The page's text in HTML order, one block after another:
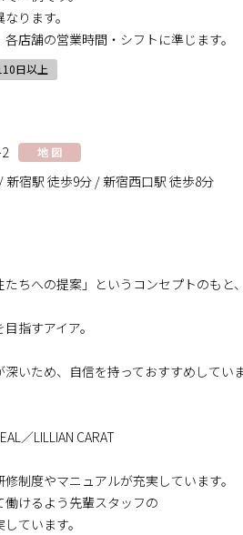
ります。
店舗の営業時間・シフトに準じます。
日以上
地 図
新宿駅 徒歩9分 / 新宿西口駅 徒歩8分
たちへの提案」というコンセプトのも
指すアイア。
いため、自信を持っておすすめしてい
／LILLIAN CARAT
制度やマニュアルが充実しています。
けるよう先輩スタッフの
ています。